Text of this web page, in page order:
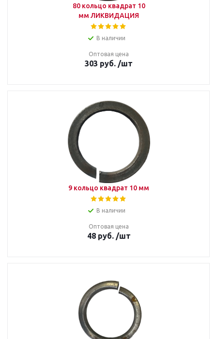
80 кольцо квадрат 10
мм ЛИКВИДАЦИЯ
В наличии
Оптовая цена
303 руб. /шт
9 кольцо квадрат 10 мм
В наличии
Оптовая цена
48руб. /шт